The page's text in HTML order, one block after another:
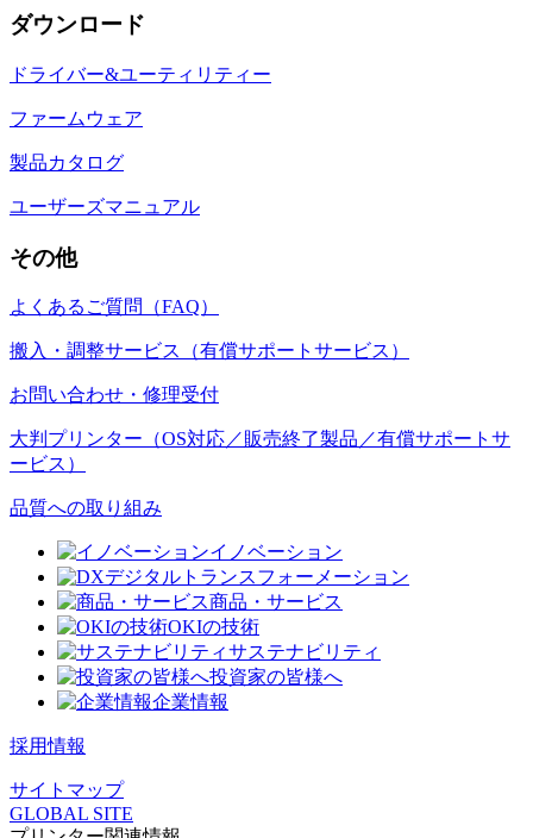
ダウンロード
ドライバー&ユーティリティー
ファームウェア
製品カタログ
ユーザーズマニュアル
その他
よくあるご質問（FAQ）
搬入・調整サービス（有償サポートサービス）
お問い合わせ・修理受付
大判プリンター（OS対応／販売終了製品／有償サポートサ
ービス）
品質への取り組み
イノベーション
デジタルトランスフォーメーション
商品・サービス
OKIの技術
サステナビリティ
投資家の皆様へ
企業情報
採用情報
サイトマップ
GLOBAL SITE